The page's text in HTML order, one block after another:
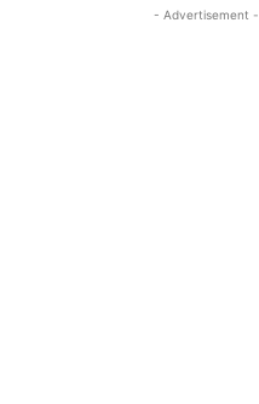
- Advertisement -